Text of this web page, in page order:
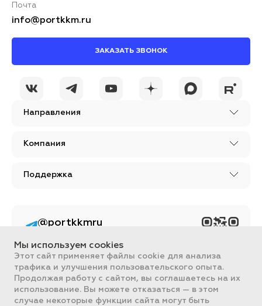
Направления
Компания
Поддержка
Почта
info@portkkm.ru
ЗАКАЗАТЬ ЗВОНОК
Вся информация, размещенная на сайте, носит ознакомительный
характер и не является публичной офертой, определяемой
положениями Статьи 437 ГК РФ.
Все цены на сайте указаны с НДС. ООО "ПОРТ" ИНН 2461018892,
@portkkmru
контент PORT - бизнес
портал
Мы используем cookies
Этот сайт применяет файлы cookie для анализа
трафика и улучшения пользовательского опыта.
Продолжая работу с сайтом, вы соглашаетесь на их
использование. Вы можете отказаться — в этом
случае некоторые функции сайта могут быть